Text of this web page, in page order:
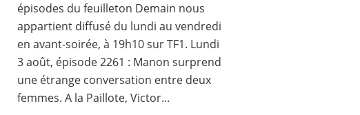
épisodes du feuilleton Demain nous
appartient diffusé du lundi au vendredi
en avant-soirée, à 19h10 sur TF1. Lundi
3 août, épisode 2261 : Manon surprend
une étrange conversation entre deux
femmes. A la Paillote, Victor...